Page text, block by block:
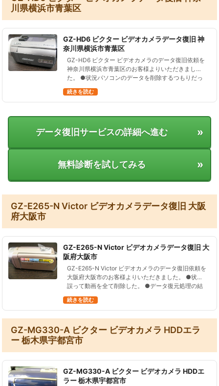
川県横浜市青葉区
GZ-HD6 ビクター ビデオカメラデータ復旧 神
奈川県横浜市青葉区
GZ-HD6 ビクター ビデオカメラのデータ復旧依頼を
神奈川県横浜市青葉区のお客様よりいただきまし
た。 ●状況パソコンのデータを削除するつもりだっ
た。 ●データ復元処理の結果…
続きを読む
データ復旧サービスの詳細へ進む »
無料診断を試してみる »
GZ-E265-N Victor ビデオカメラデータ復旧 大阪
府大阪市
GZ-E265-N Victor ビデオカメラデータ復旧 大
阪府大阪市
GZ-E265-N Victor ビデオカメラのデータ復旧依頼を
大阪府大阪市のお客様よりいただきました。 ●状況
誤って動画を全て削除した。 ●データ復元処理の結
分を復旧するこ…
続きを読む
GZ-MG330-A ビクター ビデオカメラ HDDエラ
ー 栃木県宇都宮市
GZ-MG330-A ビクター ビデオカメラ HDDエ
ラー 栃木県宇都宮市